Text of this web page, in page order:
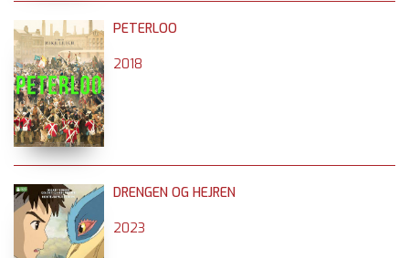
PETERLOO
2018
DRENGEN OG HEJREN
2023